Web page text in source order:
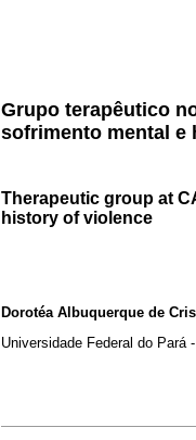
Grupo terapêutico
sofrimento mental e
Therapeutic group at
history of violence
Dorotéa Albuquerque de
Universidade Federal do Pará